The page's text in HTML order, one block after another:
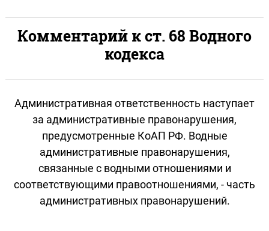
Комментарий к ст. 68 Водного
кодекса
Административная ответственность наступает
за административные правонарушения,
предусмотренные КоАП РФ. Водные
административные правонарушения,
связанные с водными отношениями и
соответствующими правоотношениями, - часть
административных правонарушений.